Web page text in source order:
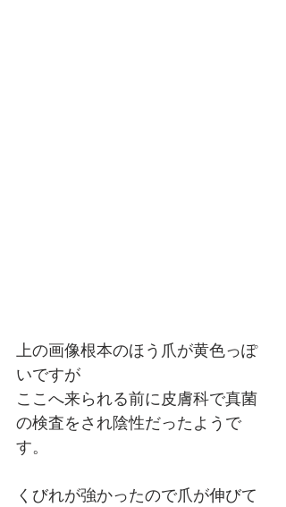
上の画像根本のほう爪が黄色っぽ
いですが
ここへ来られる前に皮膚科で真菌
の検査をされ陰性だったようで
す。
くびれが強かったので爪が伸びて